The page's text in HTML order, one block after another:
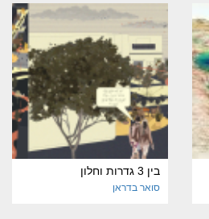
בין 3 גדרות וחלון
סואר בדראן